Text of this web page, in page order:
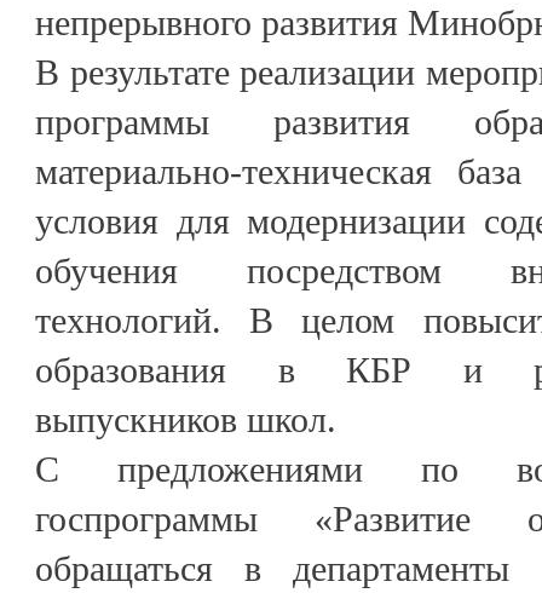
непрерывного развития
В результате реализации
программы развития
материально-техническая
условия для модернизации
обучения посредством
технологий. В целом
образования в КБР и
выпускников школ.
С предложениями по
госпрограммы «Развитие
обращаться в департаменты